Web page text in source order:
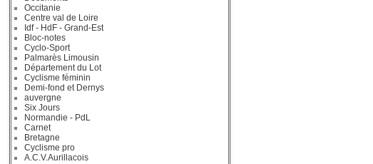
Occitanie
Centre val de Loire
Idf - HdF - Grand-Est
Bloc-notes
Cyclo-Sport
Palmarès Limousin
Département du Lot
Cyclisme féminin
Demi-fond et Dernys
auvergne
Six Jours
Normandie - PdL
Carnet
Bretagne
Cyclisme pro
A.C.V.Aurillacois